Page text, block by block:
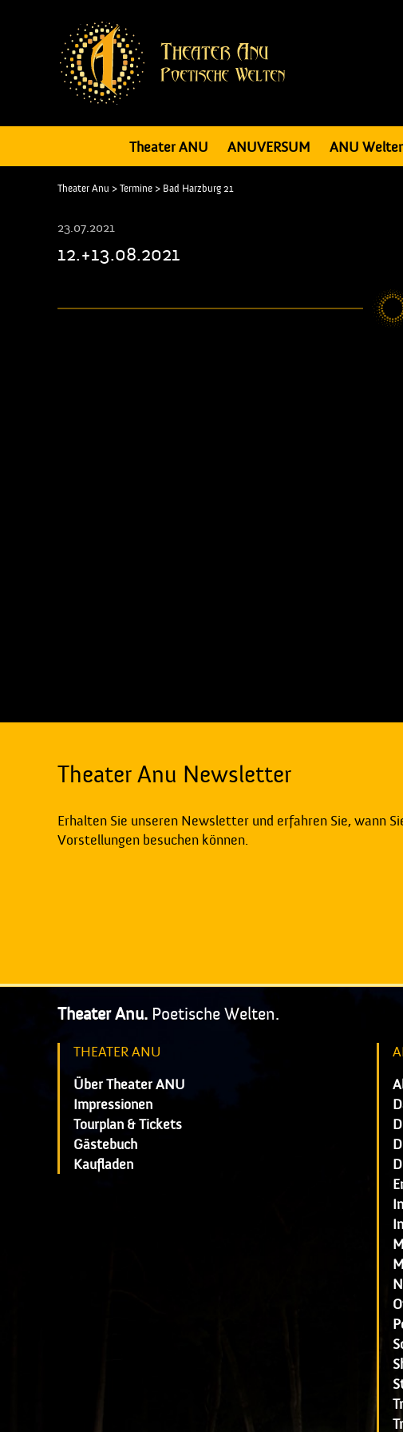
Theater ANU ANUVERSUM ANU
Theater Anu > Termine > Bad Harzburg 21
23.07.2021
12.+13.08.2021
Theater Anu Newsletter
Erhalten Sie unseren Newsletter und erfahren Sie, wann
Vorstellungen besuchen können.
Theater Anu. Poetische Welten.
THEATER ANU
Über Theater ANU
Impressionen
Tourplan & Tickets
Gästebuch
Kaufladen